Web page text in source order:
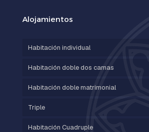
Alojamientos
Habitación individual
Habitación doble dos camas
Habitación doble matrimonial
Triple
Habitación Cuadruple